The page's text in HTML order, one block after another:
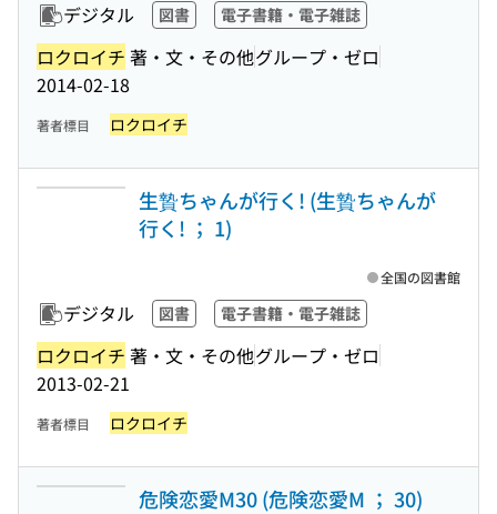
デジタル 図書 電子書籍・電子雑誌
ロクロイチ 著・文・その他グループ・ゼロ
2014-02-18
著者標目 ロクロイチ
生贄ちゃんが行く! (生贄ちゃんが
行く! ； 1)
デジタル 図書 電子書籍・電子雑誌
ロクロイチ 著・文・その他グループ・ゼロ
2013-02-21
全国の図書館
著者標目 ロクロイチ
危険恋愛M30 (危険恋愛M ； 30)